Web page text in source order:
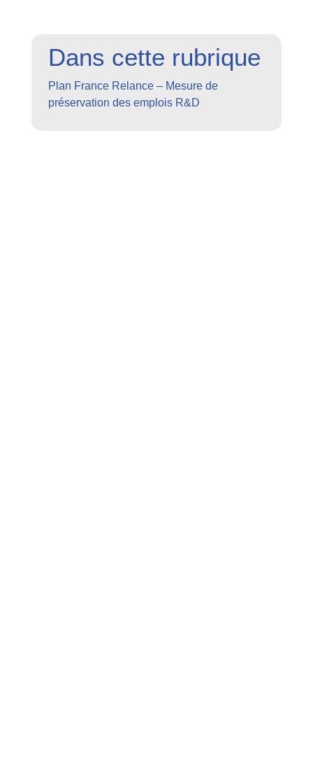
Dans cette rubrique
Plan France Relance – Mesure de
préservation des emplois R&D